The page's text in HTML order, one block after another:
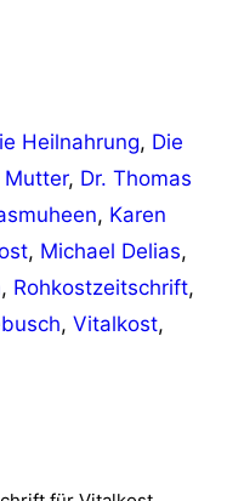
Heilnahrung, Die
Mutter, Dr. Thomas
, Karen
, Michael Delias,
, Rohkostzeitschrift,
, Vitalkost,